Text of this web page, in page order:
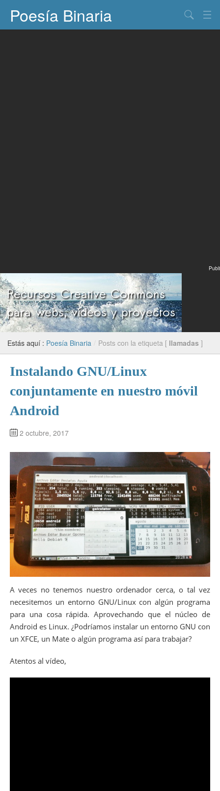
Poesía Binaria
Publi
Estás aquí : Poesía Binaria / Posts con la etiqueta [ llamadas ]
Instalando GNU/Linux
conjuntamente en nuestro móvil
Android
2 octubre, 2017
A veces no tenemos nuestro ordenador cerca, o tal vez
necesitemos un entorno GNU/Linux con algún programa
para una cosa rápida. Aprovechando que el núcleo de
Android es Linux. ¿Podríamos instalar un entorno GNU con
un XFCE, un Mate o algún programa así para trabajar?
Atentos al vídeo,